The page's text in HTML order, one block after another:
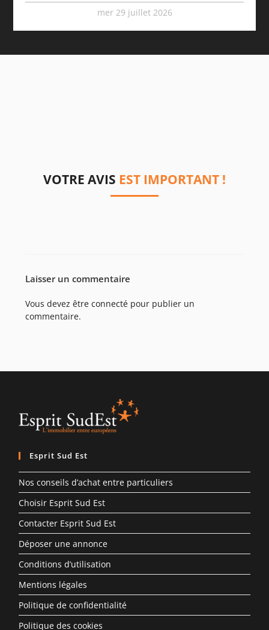
mer 29 juillet 2026
VOTRE AVIS EST IMPORTANT !
Laisser un commentaire
Vous devez êtreconnecté pour publier un
commentaire.
Esprit Sud Est
Nos conseils d’achat entre particuliers
Choisir Esprit Sud Est
Contacter Esprit Sud Est
Déposer une annonce
Conditions d’utilisation
Mentions légales
Politique de confidentialité
Politique des cookies